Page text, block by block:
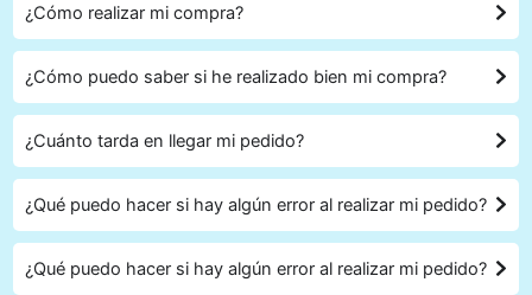
¿Cómo realizar mi compra?
¿Cómo puedo saber si he realizado bien mi compra?
¿Cuánto tarda en llegar mi pedido?
¿Qué puedo hacer si hay algún error al realizar mi pedido?
¿Qué puedo hacer si hay algún error al realizar mi pedido?